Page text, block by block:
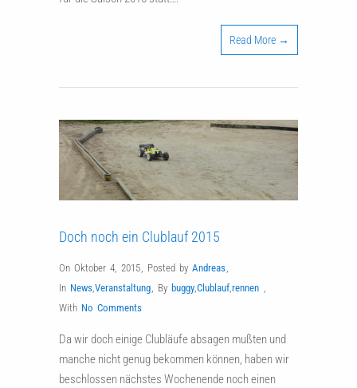
Read More →
Doch noch ein Clublauf 2015
On Oktober 4, 2015, Posted by Andreas,
In News,Veranstaltung, By buggy,Clublauf,rennen ,
With No Comments
Da wir doch einige Clubläufe absagen mußten und
manche nicht genug bekommen können, haben wir
beschlossen nächstes Wochenende noch einen